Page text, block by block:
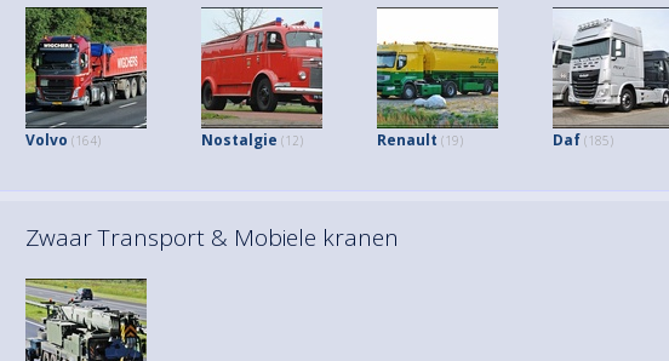
Volvo (164) Nostalgie (12) Renault (19) Daf (185)
Zwaar Transport & Mobiele kranen